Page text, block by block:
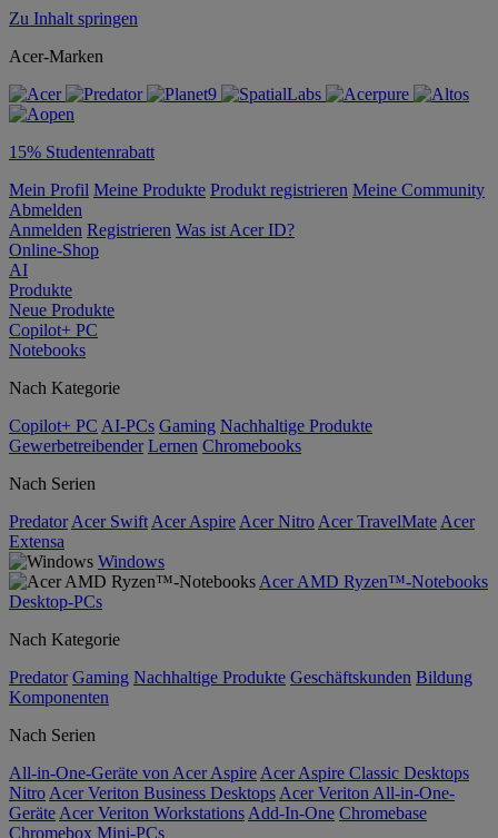
Zu Inhalt springen
Acer-Marken
15% Studentenrabatt
Mein Profil Meine Produkte Produkt registrieren Meine Community
Abmelden
Anmelden Registrieren Was ist Acer ID?
Online-Shop
AI
Produkte
Neue Produkte
Copilot+ PC
Notebooks
Nach Kategorie
Copilot+ PC AI-PCs Gaming Nachhaltige Produkte
Gewerbetreibender Lernen Chromebooks
Nach Serien
Predator Acer Swift Acer Aspire Acer Nitro Acer TravelMate Acer
Extensa
Windows
Acer AMD Ryzen™-Notebooks
Desktop-PCs
Nach Kategorie
Predator Gaming Nachhaltige Produkte Geschäftskunden Bildung
Komponenten
Nach Serien
All-in-One-Geräte von Acer Aspire Acer Aspire Classic Desktops
Nitro Acer Veriton Business Desktops Acer Veriton All-in-One-
Geräte Acer Veriton Workstations Add-In-One Chromebase
Chromebox Mini-PCs